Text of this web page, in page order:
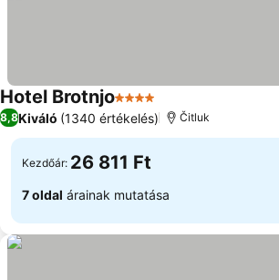
Hotel Brotnjo4 Kategória
8,8Kiváló (1340 értékelés) Čitluk
Kezdőár: 26 811 Ft
7 oldal árainak mutatása